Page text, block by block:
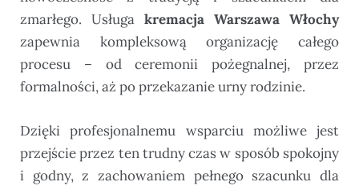
zmarłego. Usługa kremacja Warszawa Włochy
zapewnia kompleksową organizację całego
procesu – od ceremonii pożegnalnej, przez
formalności, aż po przekazanie urny rodzinie.
Dzięki profesjonalnemu wsparciu możliwe jest
przejście przez ten trudny czas w sposób spokojny
i godny, z zachowaniem pełnego szacunku dla